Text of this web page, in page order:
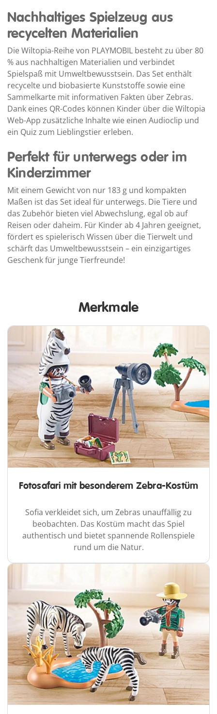
Nachhaltiges Spielzeug aus
recycelten Materialien
Die Wiltopia-Reihe von PLAYMOBIL besteht zu über 80
% aus nachhaltigen Materialien und verbindet
Spielspaß mit Umweltbewusstsein. Das Set enthält
recycelte und biobasierte Kunststoffe sowie eine
Sammelkarte mit informativen Fakten über Zebras.
Dank eines QR-Codes können Kinder über die Wiltopia
Web-App zusätzliche Inhalte wie einen Audioclip und
ein Quiz zum Lieblingstier erleben.
Perfekt für unterwegs oder im
Kinderzimmer
Mit einem Gewicht von nur 183 g und kompakten
Maßen ist das Set ideal für unterwegs. Die Tiere und
das Zubehör bieten viel Abwechslung, egal ob auf
Reisen oder daheim. Für Kinder ab 4 Jahren geeignet,
fördert es spielerisch Wissen über die Tierwelt und
schärft das Umweltbewusstsein – ein einzigartiges
Geschenk für junge Tierfreunde!
Merkmale
Fotosafari mit besonderem Zebra-Kostüm
Sofia verkleidet sich, um Zebras unauffällig zu
beobachten. Das Kostüm macht das Spiel
authentisch und bietet spannende Rollenspiele
rund um die Natur.